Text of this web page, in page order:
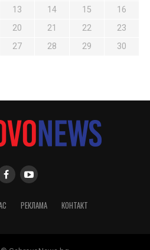
13 14 15
16
20 21 22
23
27 28 29
30
РЕКЛАМА КОНТАКТ